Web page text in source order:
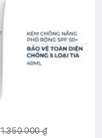
1.350.000 ₫